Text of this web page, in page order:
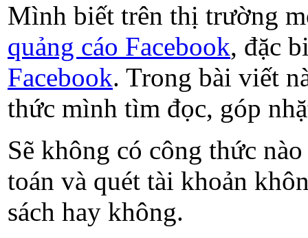
Mình biết trên thị trường
quảng cáo Facebook, đặc
Facebook. Trong bài viết
thức mình tìm đọc, góp
Sẽ không có công thức
toán và quét tài khoản
sách hay không.